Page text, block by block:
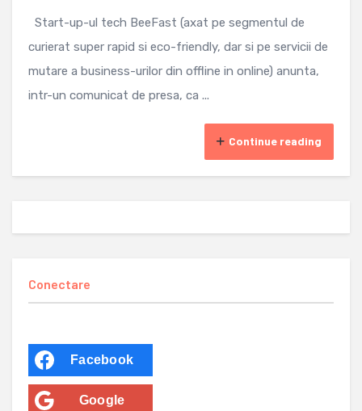
Start-up-ul tech BeeFast (axat pe segmentul de
curierat super rapid si eco-friendly, dar si pe servicii de
mutare a business-urilor din offline in online) anunta,
intr-un comunicat de presa, ca ...
Continue reading
Conectare
Facebook
Google